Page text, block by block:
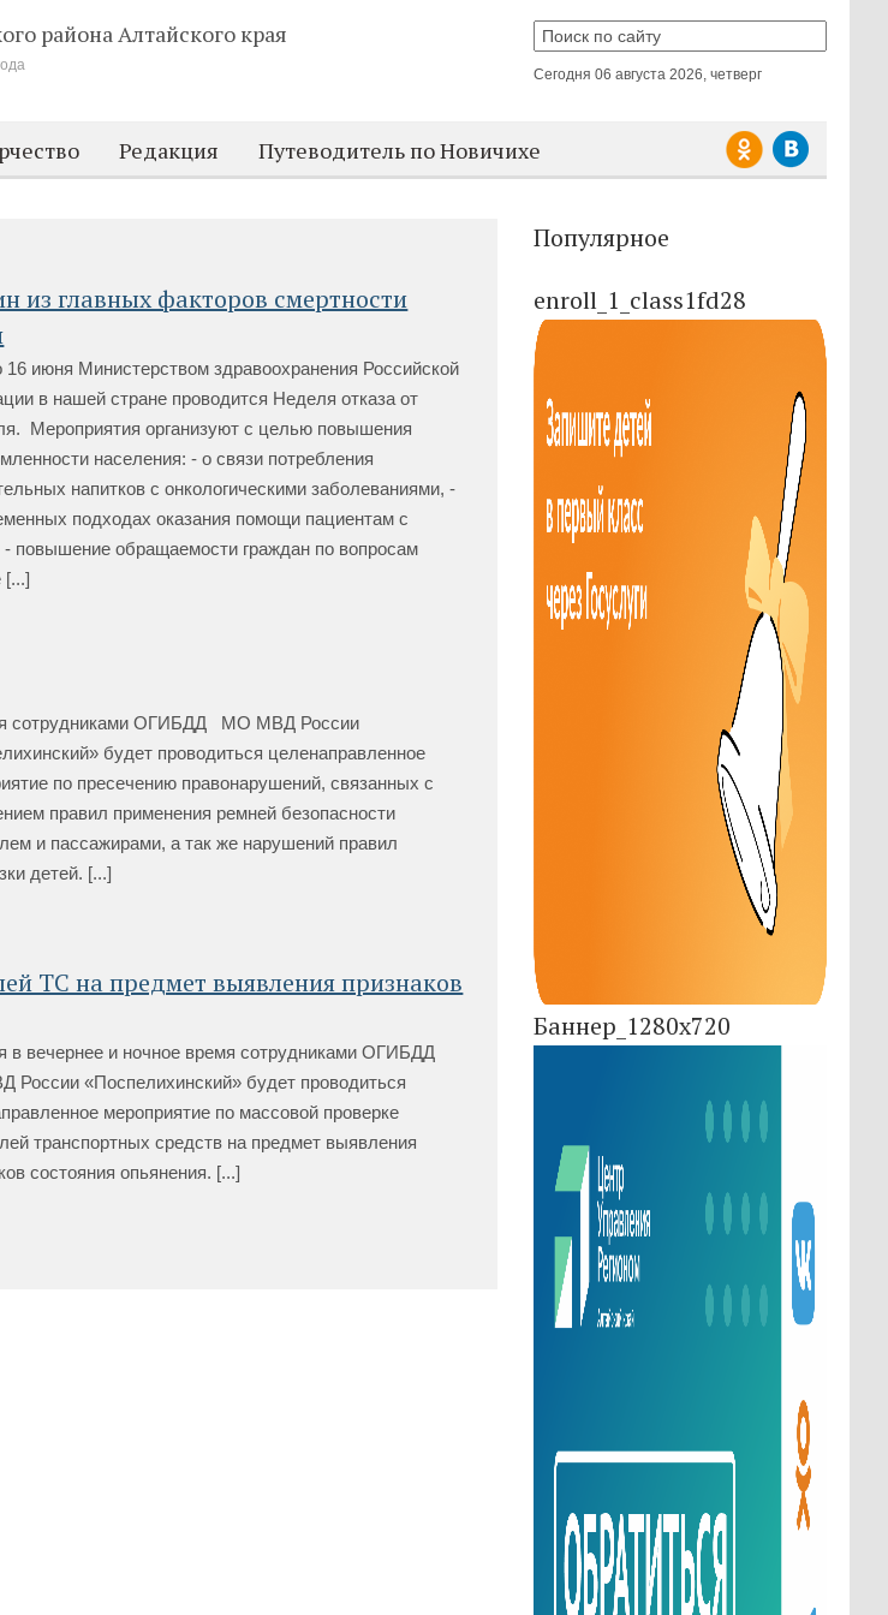
районаАлтайского края
Сегодня 06 августа 2026, четверг
Редакция Путеводитель по Новичихе
Популярное
enroll_1_class1fd28
Баннер_1280x720
из главных факторов смертности
16 июня Министерством здравоохранения Российской
в нашей стране проводится Неделя отказа от
Мероприятия организуют с целью повышения
населения: - о связи потребления
напитков с онкологическими заболеваниями, -
подходах оказания помощи пациентам с
повышение обращаемости граждан по вопросам
[...]
сотрудниками ОГИБДД МО МВД России
будет проводиться целенаправленное
по пресечению правонарушений, связанных с
правил применения ремней безопасности
и пассажирами, а так же нарушений правил
детей. [...]
ТС на предмет выявления признаков
в вечернее и ночное время сотрудниками ОГИБДД
«Поспелихинский» будет проводиться
мероприятие по массовой проверке
транспортных средств на предмет выявления
состояния опьянения. [...]